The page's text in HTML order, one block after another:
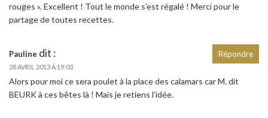
rouges ». Excellent ! Tout le monde s’est régalé ! Merci pour le
partage de toutes recettes.
Pauline dit :
28 AVRIL 2013 À 19:03
Alors pour moi ce sera poulet à la place des calamars car M. dit
BEURK à ces bêtes là ! Mais je retiens l’idée.
Répondre